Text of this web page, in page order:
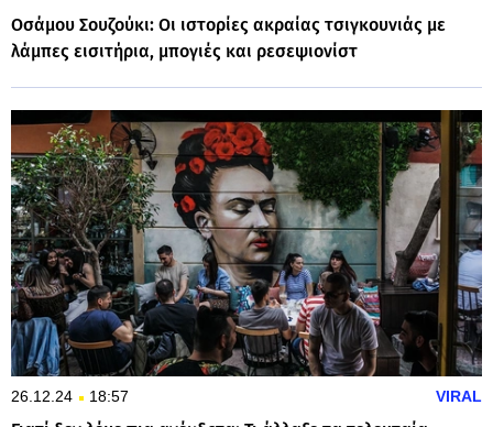
Οσάμου Σουζούκι: Οι ιστορίες ακραίας τσιγκουνιάς με
λάμπες εισιτήρια, μπογιές και ρεσεψιονίστ
26.12.24 18:57 VIRAL